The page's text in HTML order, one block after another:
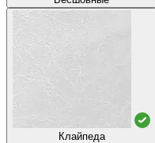
Клайпеда